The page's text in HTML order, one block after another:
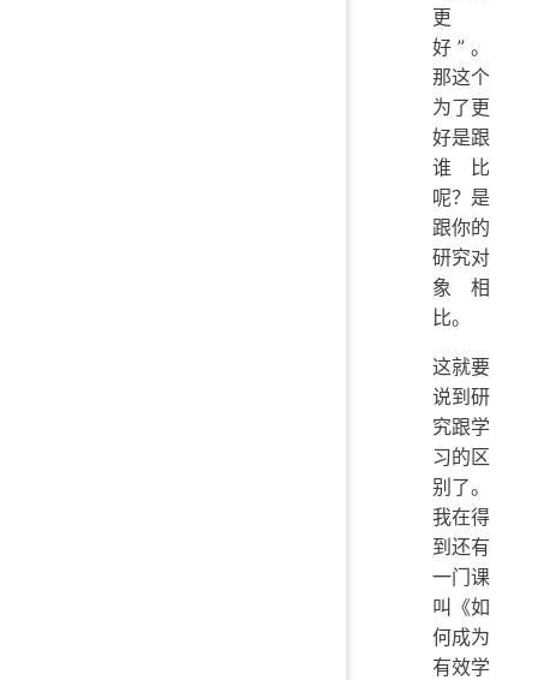
更
好”。
那这个
为了更
好是跟
谁比
呢？是
跟你的
研究对
象相
比。
这就要
说到研
究跟学
习的区
别了。
我在得
到还有
一门课
叫《如
何成为
有效学